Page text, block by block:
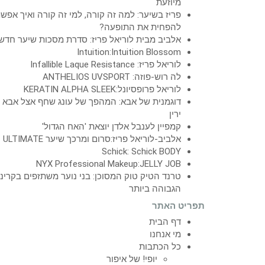
מיוזעת
פריז בשיער: למה זה קורה, למי זה קורה ואיך
להפחית את התופעה?
אלביב מבית לוריאל פריז: סדרת מסכות שיער
Intuition:Intuition Blossom
לוריאל פריז: Infallible Laque Resistance
לה רוש-פוזה: ANTHELIOS UVSPORT
לוריאל פרופסיונל:KERATIN ALPHA SLEEK
דוגמנית של אבא: המהפך של עונג שחף אצל אבא
ירין
קמפיין לענבל אלדן יוצאת 'האח הגדול'
אלביב-לוריאל פריז:סרום ומרכך שיער ULTIMATE
Schick: Schick BODY
NYX Professional Makeup:JELLY JOB
טרנד הטיק טוק המסוכן: בני נוער משתזפים
הגבוהה ביותר
תפריט האתר
דף הבית
מי אנחנו
כל הכתבות
יופי! של איפור